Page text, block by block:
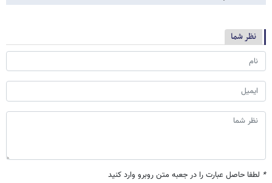
نظر شما
* لطفا حاصل عبارت را در جعبه متن روبرو وارد کنید